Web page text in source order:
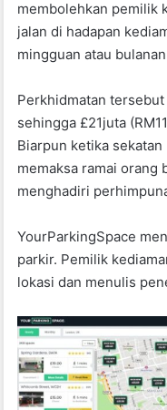
k
membolehkan pemilik
jalan di hadapan
mingguan atau
Perkhidmatan
sehingga £21juta
Biarpun ketika
memaksa ramai orang
menghadiri
YourParkingSpace
parkir. Pemilik
lokasi dan menulis